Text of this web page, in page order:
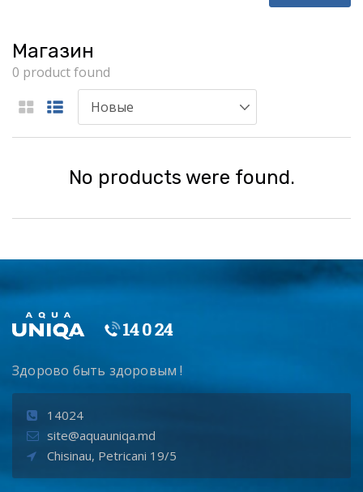
Магазин
0 product found
No products were found.
Здорово быть здоровым !
14024
site@aquauniqa.md
Chisinau, Petricani 19/5